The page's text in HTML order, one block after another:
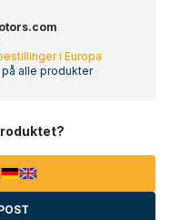
i Europa
på alle produkter